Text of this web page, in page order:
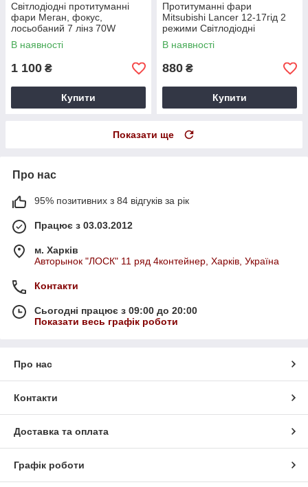
Світлодіодні протитуманні
фари Меган, фокус,
лосьобаний 7 лінз 70W
В наявності
1 100 ₴
Купити
Протитуманні фари
Mitsubishi Lancer 12-17гід 2
режими Світлодіодні
В наявності
880 ₴
Купити
Показати ще
Про нас
95% позитивних з 84 відгуків за рік
Працює з 03.03.2012
м. Харків
Авторынок "ЛОСК" 11 ряд 4контейнер, Харків, Україна
Контакти
Сьогодні працює з 09:00 до 20:00
Показати весь графік роботи
Про нас
Контакти
Доставка та оплата
Графік роботи